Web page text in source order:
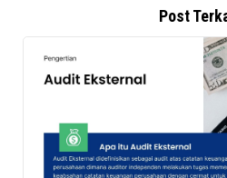
Post